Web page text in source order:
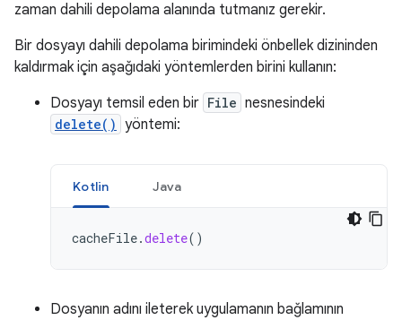
zaman dahili depolama alanında tutmanız gerekir.
Bir dosyayı dahili depolama birimindeki önbellek dizininden
kaldırmak için aşağıdaki yöntemlerden birini kullanın:
Dosyayı temsil eden bir File nesnesindeki
delete() yöntemi:
Kotlin Java
cacheFile.delete()
Dosyanın adını ileterek uygulamanın bağlamının